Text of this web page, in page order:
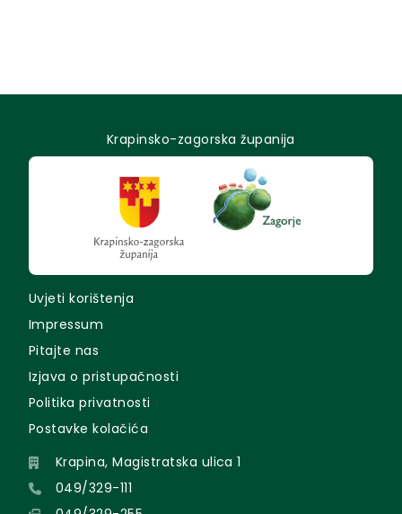
Krapinsko-zagorska županija
Uvjeti korištenja
Impressum
Pitajte nas
Izjava o pristupačnosti
Politika privatnosti
Postavke kolačića
Krapina, Magistratska ulica 1
049/329-111